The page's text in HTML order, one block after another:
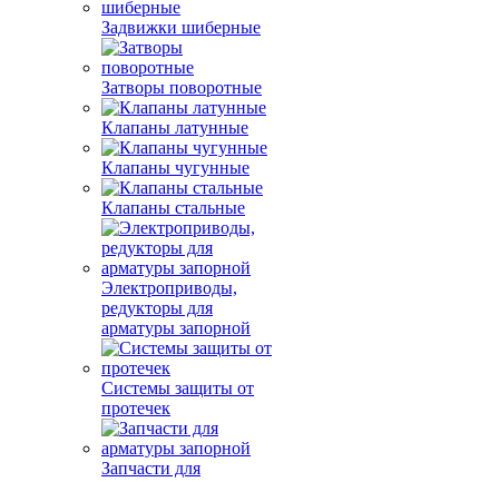
Задвижки шиберные
Затворы поворотные
Клапаны латунные
Клапаны чугунные
Клапаны стальные
Электроприводы,
редукторы для
арматуры запорной
Системы защиты от
протечек
Запчасти для